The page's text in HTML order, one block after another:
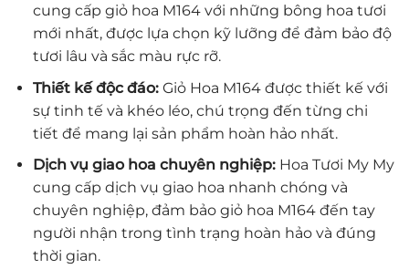
cung cấp giỏ hoa M164 với những bông hoa tươi
mới nhất, được lựa chọn kỹ lưỡng để đảm bảo độ
tươi lâu và sắc màu rực rỡ.
Thiết kế độc đáo:Giỏ Hoa M164 được thiết kế với
sự tinh tế và khéo léo, chú trọng đến từng chi
tiết để mang lại sản phẩm hoàn hảo nhất.
Dịch vụ giao hoa chuyên nghiệp:Hoa Tươi My My
cung cấp dịch vụ giao hoa nhanh chóng và
chuyên nghiệp, đảm bảo giỏ hoa M164 đến tay
người nhận trong tình trạng hoàn hảo và đúng
thời gian.